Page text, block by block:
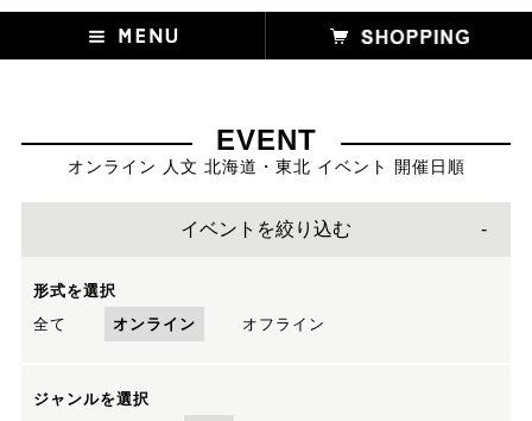
EVENT
オンライン 人文 北海道・東北 イベント 開催日順
イベントを絞り込む
形式を選択
全て
オンライン オフライン
ジャンルを選択